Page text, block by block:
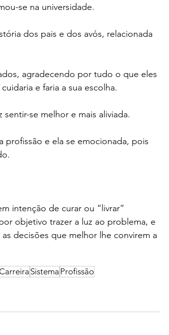
se na universidade.
dos pais e dos avós, relacionada
agradecendo por tudo o que eles
e faria a sua escolha.
se melhor e mais aliviada.
e ela se emocionada, pois
intenção de curar ou “livrar”
objetivo trazer a luz ao problema, e
decisões que melhor lhe convirem a
Sistema Profissão